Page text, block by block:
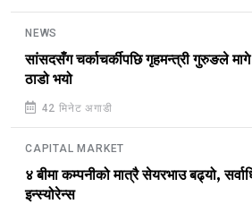
NEWS
सांसदसँग चर्काचर्कीपछि गृहमन्त्री गुरुङले
ठाडो भयो
42 मिनेट अगाडी
CAPITAL MARKET
४ बीमा कम्पनीको मात्रै सेयरभाउ बढ्यो,
इन्स्योरेन्स